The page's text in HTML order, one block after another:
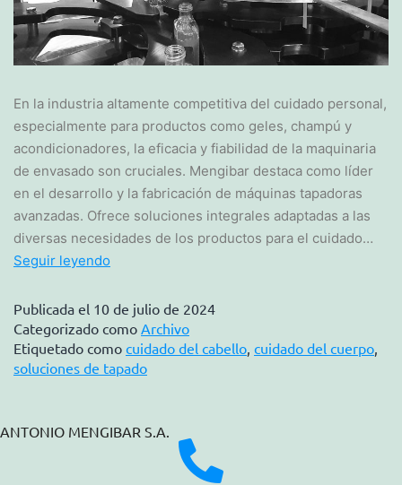
En la industria altamente competitiva del cuidado personal,
especialmente para productos como geles, champú y
acondicionadores, la eficacia y fiabilidad de la maquinaria
de envasado son cruciales. Mengibar destaca como líder
en el desarrollo y la fabricación de máquinas tapadoras
avanzadas. Ofrece soluciones integrales adaptadas a las
diversas necesidades de los productos para el cuidado…
Seguir leyendo
Publicada el 10 de julio de 2024
Categorizado como Archivo
Etiquetado como cuidado del cabello, cuidado del cuerpo,
soluciones de tapado
ANTONIO MENGIBAR S.A.